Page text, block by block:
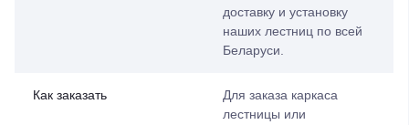
доставку и установку
наших лестниц по всей
Беларуси.
Как заказать
Для заказа каркаса
лестницы или